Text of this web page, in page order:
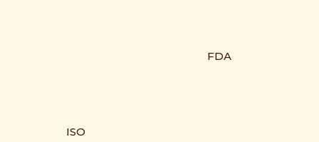
ISO
FDA